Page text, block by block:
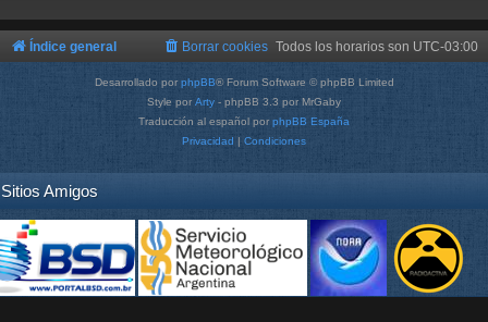
Índice general Todos los horarios son UTC-03:00
Borrar cookies
Desarrollado por phpBB® Forum Software © phpBB Limited
Style por Arty - phpBB 3.3 por MrGaby
Traducción al español por phpBB España
Privacidad | Condiciones
Sitios Amigos